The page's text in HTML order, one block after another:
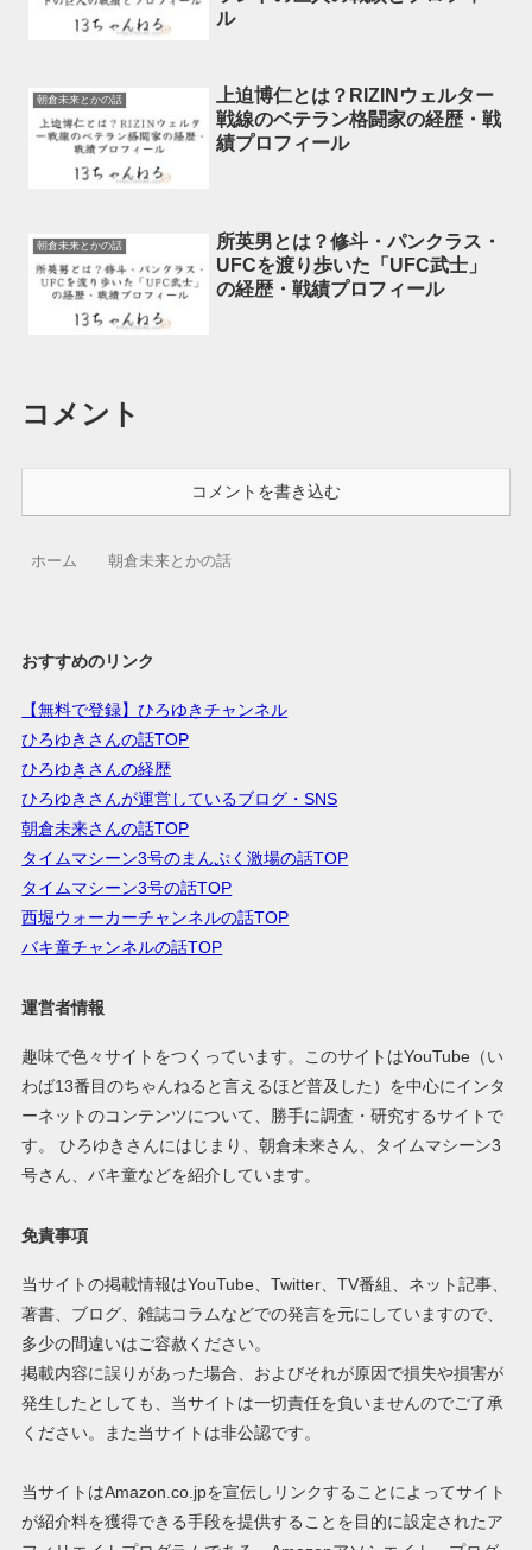
ル
朝倉未来とかの話
上迫博仁とは？RIZINウェルター
戦線のベテラン格闘家の経歴・戦
績プロフィール
朝倉未来とかの話
所英男とは？修斗・パンクラス・
UFCを渡り歩いた「UFC武士」
の経歴・戦績プロフィール
コメント
コメントを書き込む
ホーム 朝倉未来とかの話
おすすめのリンク
【無料で登録】ひろゆきチャンネル
ひろゆきさんの話TOP
ひろゆきさんの経歴
ひろゆきさんが運営しているブログ・SNS
朝倉未来さんの話TOP
タイムマシーン3号のまんぷく激場の話TOP
タイムマシーン3号の話TOP
西堀ウォーカーチャンネルの話TOP
バキ童チャンネルの話TOP
運営者情報
趣味で色々サイトをつくっています。このサイトはYouTube（い
わば13番目のちゃんねると言えるほど普及した）を中心にインタ
ーネットのコンテンツについて、勝手に調査・研究するサイトで
す。 ひろゆきさんにはじまり、朝倉未来さん、タイムマシーン3
号さん、バキ童などを紹介しています。
免責事項
当サイトの掲載情報はYouTube、Twitter、TV番組、ネット記事、
著書、ブログ、雑誌コラムなどでの発言を元にしていますので、
多少の間違いはご容赦ください。
掲載内容に誤りがあった場合、およびそれが原因で損失や損害が
発生したとしても、当サイトは一切責任を負いませんのでご了承
ください。また当サイトは非公認です。
当サイトはAmazon.co.jpを宣伝しリンクすることによってサイト
が紹介料を獲得できる手段を提供することを目的に設定されたア